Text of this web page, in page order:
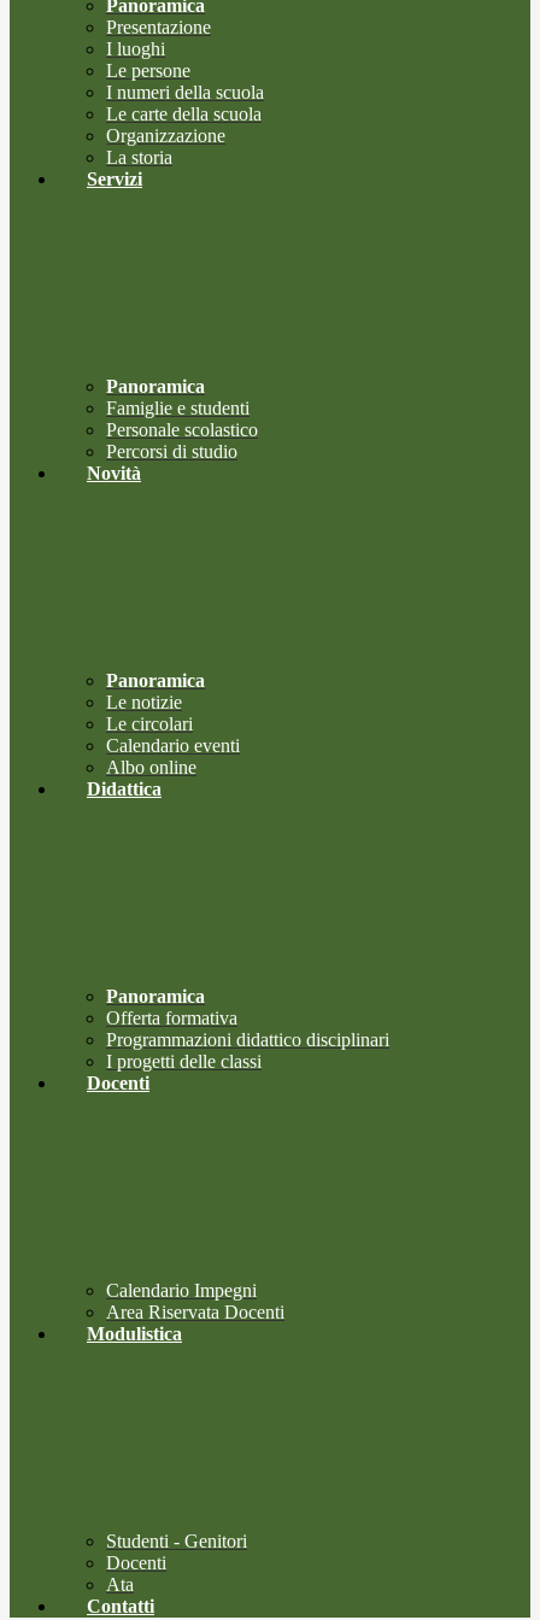
Panoramica
Presentazione
I luoghi
Le persone
I numeri della scuola
Le carte della scuola
Organizzazione
La storia
Servizi
Panoramica
Famiglie e studenti
Personale scolastico
Percorsi di studio
Novità
Panoramica
Le notizie
Le circolari
Calendario eventi
Albo online
Didattica
Panoramica
Offerta formativa
Programmazioni didattico disciplinari
I progetti delle classi
Docenti
Calendario Impegni
Area Riservata Docenti
Modulistica
Studenti - Genitori
Docenti
Ata
Contatti